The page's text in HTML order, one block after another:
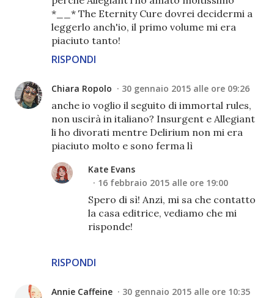
*__* The Eternity Cure dovrei decidermi a
leggerlo anch'io, il primo volume mi era
piaciuto tanto!
RISPONDI
Chiara Ropolo 30 gennaio 2015 alle ore 09:26
anche io voglio il seguito di immortal rules,
non uscirà in italiano? Insurgent e Allegiant
li ho divorati mentre Delirium non mi era
piaciuto molto e sono ferma lì
RISPONDI
Kate Evans
16 febbraio 2015 alle ore 19:00
Spero di sì! Anzi, mi sa che contatto
la casa editrice, vediamo che mi
risponde!
Annie Caffeine 30 gennaio 2015 alle ore 10:35